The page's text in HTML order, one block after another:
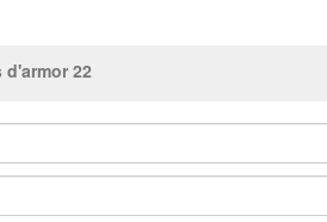
d'armor 22